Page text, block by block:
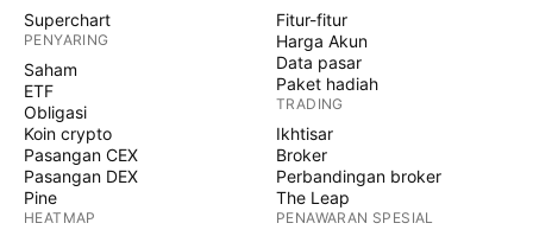
Superchart
PENYARING
Saham
ETF
Obligasi
Koin crypto
Pasangan CEX
Pasangan DEX
Pine
HEATMAP
Fitur-fitur
Harga Akun
Data pasar
Paket hadiah
TRADING
Ikhtisar
Broker
Perbandingan broker
The Leap
PENAWARAN SPESIAL